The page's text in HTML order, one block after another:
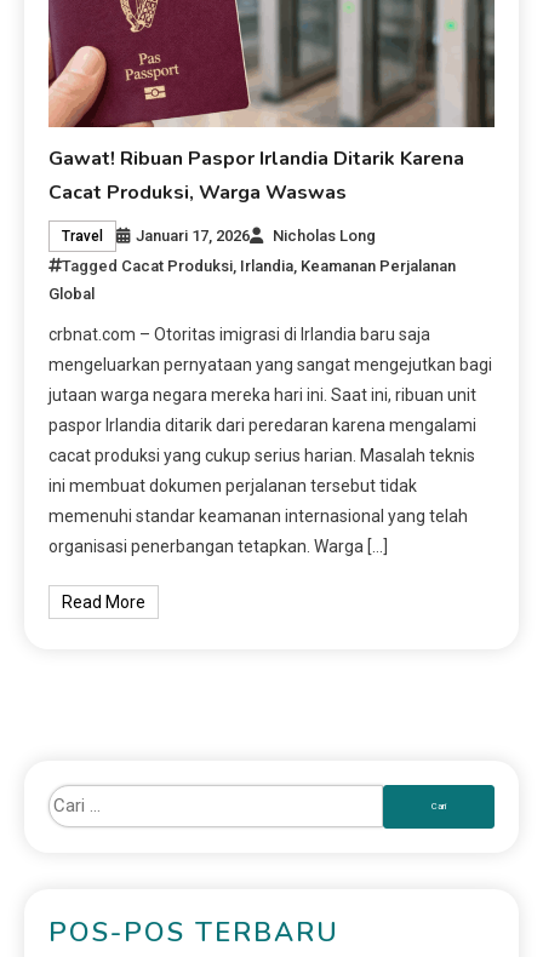
Gawat! Ribuan Paspor Irlandia Ditarik Karena
Cacat Produksi, Warga Waswas
Travel Januari 17, 2026
Nicholas Long
Tagged Cacat Produksi Irlandia Keamanan Perjalanan
Global
crbnat.com – Otoritas imigrasi di Irlandia baru saja
mengeluarkan pernyataan yang sangat mengejutkan bagi
jutaan warga negara mereka hari ini. Saat ini, ribuan unit
paspor Irlandia ditarik dari peredaran karena mengalami
cacat produksi yang cukup serius harian. Masalah teknis
ini membuat dokumen perjalanan tersebut tidak
memenuhi standar keamanan internasional yang telah
organisasi penerbangan tetapkan. Warga […]
Read More
POS-POS TERBARU